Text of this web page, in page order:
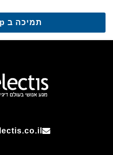
תמיכה ב WhatsApp